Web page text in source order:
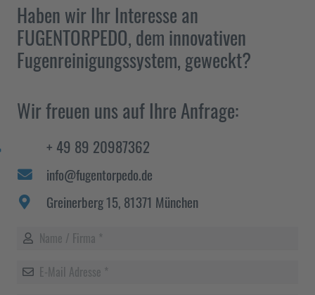
Haben wir Ihr Interesse an
FUGENTORPEDO, dem innovativen
Fugenreinigungssystem, geweckt?
Wir freuen uns auf Ihre Anfrage:
+ 49 89 20987362
info@fugentorpedo.de
Greinerberg 15, 81371 München